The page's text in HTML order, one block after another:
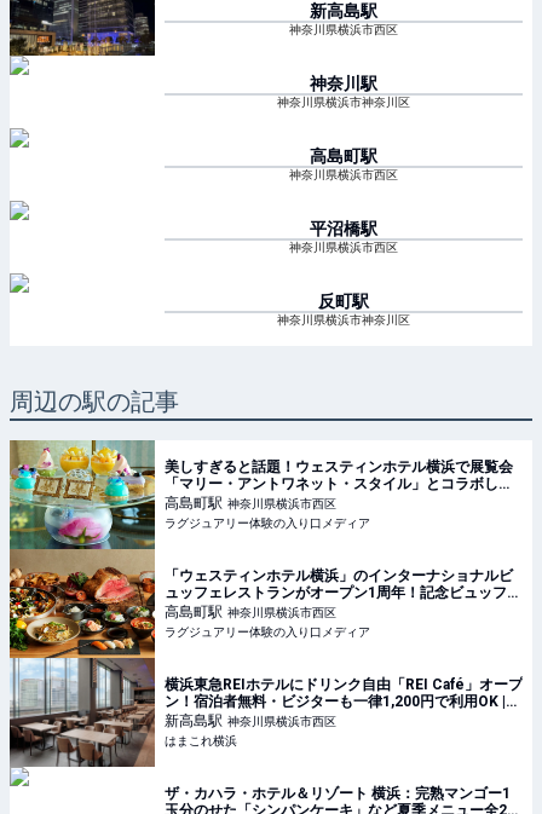
新高島駅
神奈川県横浜市西区
神奈川 駅
神奈川県横浜市神奈川区
高島町駅
神奈川県横浜市西区
平沼橋駅
神奈川県横浜市西区
反町駅
神奈川県横浜市神奈川区
周辺の駅の記事
美しすぎると話題！ウェスティンホテル横浜で展覧会
「マリー・アントワネット・スタイル」とコラボした
アフタヌーンティーが開催中【実食レポート】
高島町駅 神奈川県横浜市西区
ラグジュアリー体験の入り口メディア
「ウェスティンホテル横浜」のインターナショナルビ
ュッフェレストランがオープン1周年！記念ビュッフェ
を堪能
高島町駅 神奈川県横浜市西区
ラグジュアリー体験の入り口メディア
横浜東急REIホテルにドリンク自由「REI Café」オープ
ン！宿泊者無料・ビジターも一律1,200円で利用OK |
はまこれ横浜
新高島駅 神奈川県横浜市西区
はまこれ横浜
ザ・カハラ・ホテル＆リゾート 横浜：完熟マンゴー1
玉分のせた「シンパンケーキ」など夏季メニュー全2